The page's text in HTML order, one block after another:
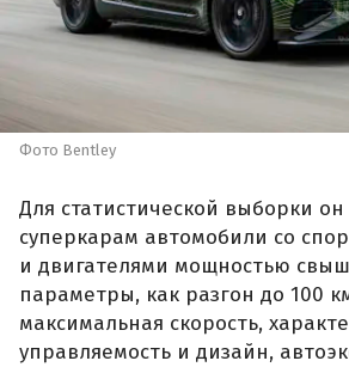
Фото Bentley
Для статистической выборки он
суперкарам автомобили со
и двигателями мощностью
параметры, как разгон до 100
максимальная скорость,
управляемость и дизайн,